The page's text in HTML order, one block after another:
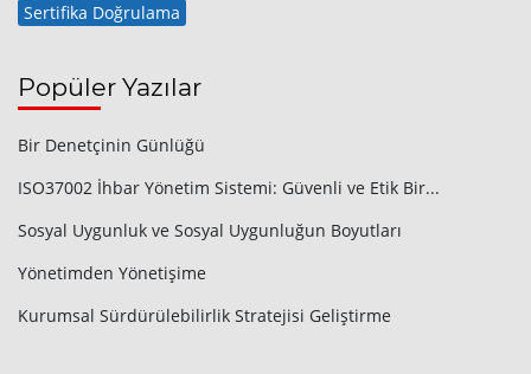
Sertifika Doğrulama
Popüler Yazılar
Bir Denetçinin Günlüğü
ISO37002 İhbar Yönetim Sistemi: Güvenli ve Etik Bir...
Sosyal Uygunluk ve Sosyal Uygunluğun Boyutları
Yönetimden Yönetişime
Kurumsal Sürdürülebilirlik Stratejisi Geliştirme